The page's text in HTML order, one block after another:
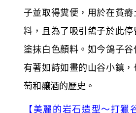
子並取得糞便，用於在貧
料，且為了吸引鴿子於此停
塗抹白色顏料。如今鴿子
有著如詩如畫的山谷小鎮
萄和釀酒的歷史。
【 美麗的岩石造型～打獵